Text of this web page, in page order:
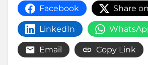
Facebook Share
LinkedIn
Email Copy Link